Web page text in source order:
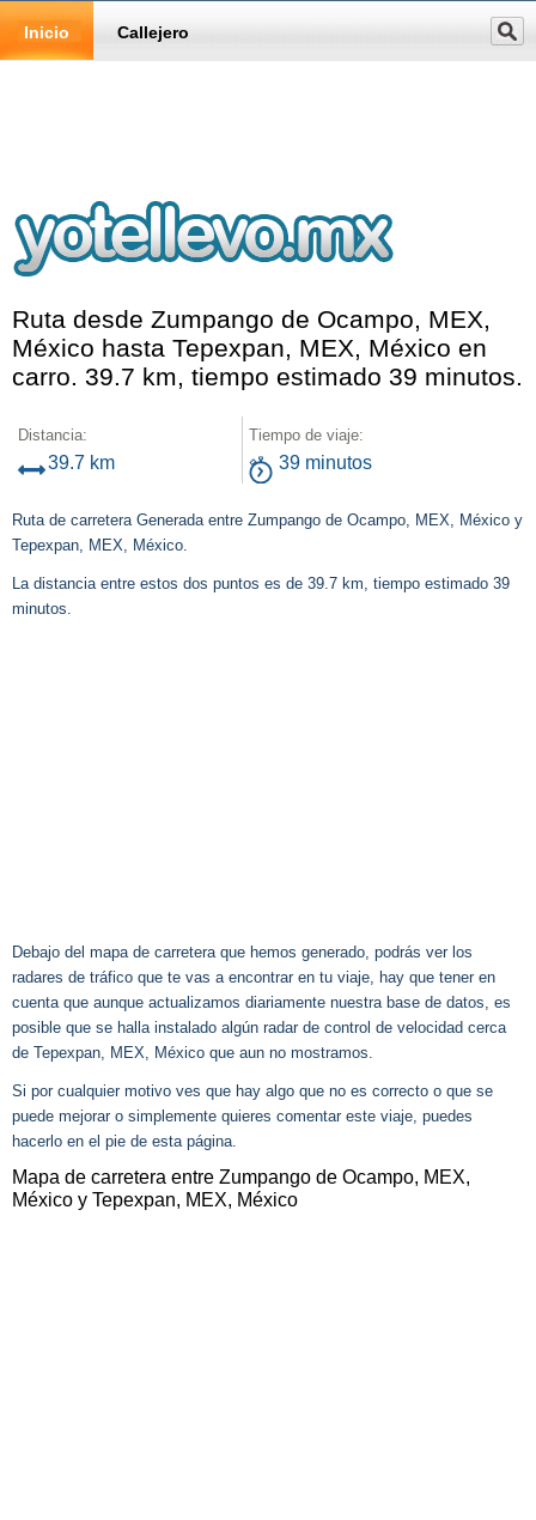
Inicio Callejero
Ruta desde Zumpango de Ocampo, MEX,
México hasta Tepexpan, MEX, México en
carro. 39.7 km, tiempo estimado 39 minutos.
Distancia:
39.7 km
Tiempo de viaje:
39 minutos
Ruta de carretera Generada entre Zumpango de Ocampo, MEX, México y
Tepexpan, MEX, México.
La distancia entre estos dos puntos es de 39.7 km, tiempo estimado 39
minutos.
Debajo del mapa de carretera que hemos generado, podrás ver los
radares de tráfico que te vas a encontrar en tu viaje, hay que tener en
cuenta que aunque actualizamos diariamente nuestra base de datos, es
posible que se halla instalado algún radar de control de velocidad cerca
de Tepexpan, MEX, México que aun no mostramos.
Si por cualquier motivo ves que hay algo que no es correcto o que se
puede mejorar o simplemente quieres comentar este viaje, puedes
hacerlo en el pie de esta página.
Mapa de carretera entre Zumpango de Ocampo, MEX,
México y Tepexpan, MEX, México